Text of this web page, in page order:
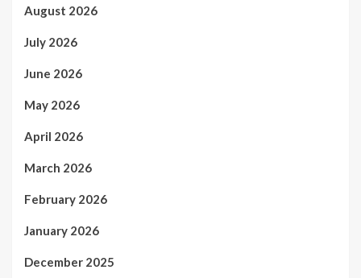
August 2026
July 2026
June 2026
May 2026
April 2026
March 2026
February 2026
January 2026
December 2025